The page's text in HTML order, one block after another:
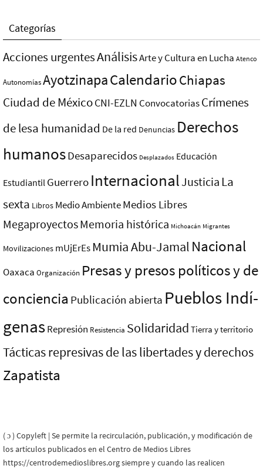
Categorías
Acciones urgentesAnálisisArte y Cultura en Lucha Atenco
AutonomíasAyotzinapaCalendarioChiapas
Ciudad de MéxicoCNI-EZLN ConvocatoriasCrímenes
de lesa humanidad De la red Denuncias Derechos
humanosDesaparecidos Desplazados Educación
Estudiantil Guerrero InternacionalJusticia La
sexta Libros Medio AmbienteMedios Libres
MegaproyectosMemoria histórica Michoacán Migrantes
Movilizaciones mUjErEs Mumia Abu-Jamal Nacional
Oaxaca Organización Presas y presos polí­ticos y de
conciencia Publicación abierta Pueblos Indí­
genasRepresión Resistencia Solidaridad Tierra y territorio
Tácticas represivas de las libertades y derechos
Zapatista
( ɔ ) Copyleft | Se permite la recirculación, publicación, y modificación de
los artículos publicados en el Centro de Medios Libres
https://centrodemedioslibres.org siempre y cuando las realicen